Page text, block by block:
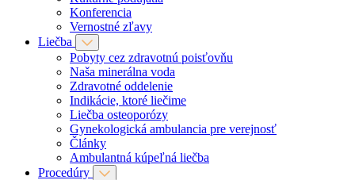
Konferencia
Vernostné zľavy
Liečba
Pobyty cez zdravotnú poisťovňu
Naša minerálna voda
Zdravotné oddelenie
Indikácie, ktoré liečime
Liečba osteoporózy
Gynekologická ambulancia pre verejnosť
Články
Ambulantná kúpeľná liečba
Procedúry